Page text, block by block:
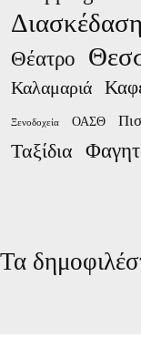
Διασκέδαση
Θέατρο
Καλαμαριά
Ξενοδοχεία ΟΑΣΘ
Ταξίδια
Τα